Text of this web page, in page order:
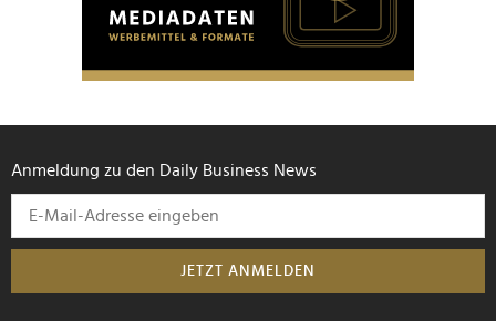
personalisieren, Funktionen für soziale Medien anbieten
zu können und die Zugriffe auf unsere Website zu
analysieren. Außerdem geben wir Informationen zu Ihrer
soziale Medien, Werbung und Analysen weiter. Unsere
weiteren Daten zusammen, die Sie ihnen bereitgestellt
haben oder die sie im Rahmen Ihrer Nutzung der Dienste
gesammelt haben.
Anmeldung zu den Daily Business News
JETZT ANMELDEN